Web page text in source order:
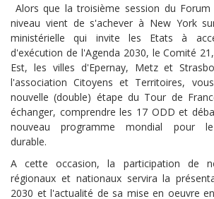
Alors que la troisième session du
niveau vient de s'achever à New York
ministérielle qui invite les Etats à
d'exécution de l'Agenda 2030, le Comité
Est, les villes d'Epernay, Metz et
l'association Citoyens et Territoires,
nouvelle (double) étape du Tour de
échanger, comprendre les 17 ODD et
nouveau programme mondial pour le
durable.
A cette occasion, la participation de
régionaux et nationaux servira la
2030 et l'actualité de sa mise en oeuvre